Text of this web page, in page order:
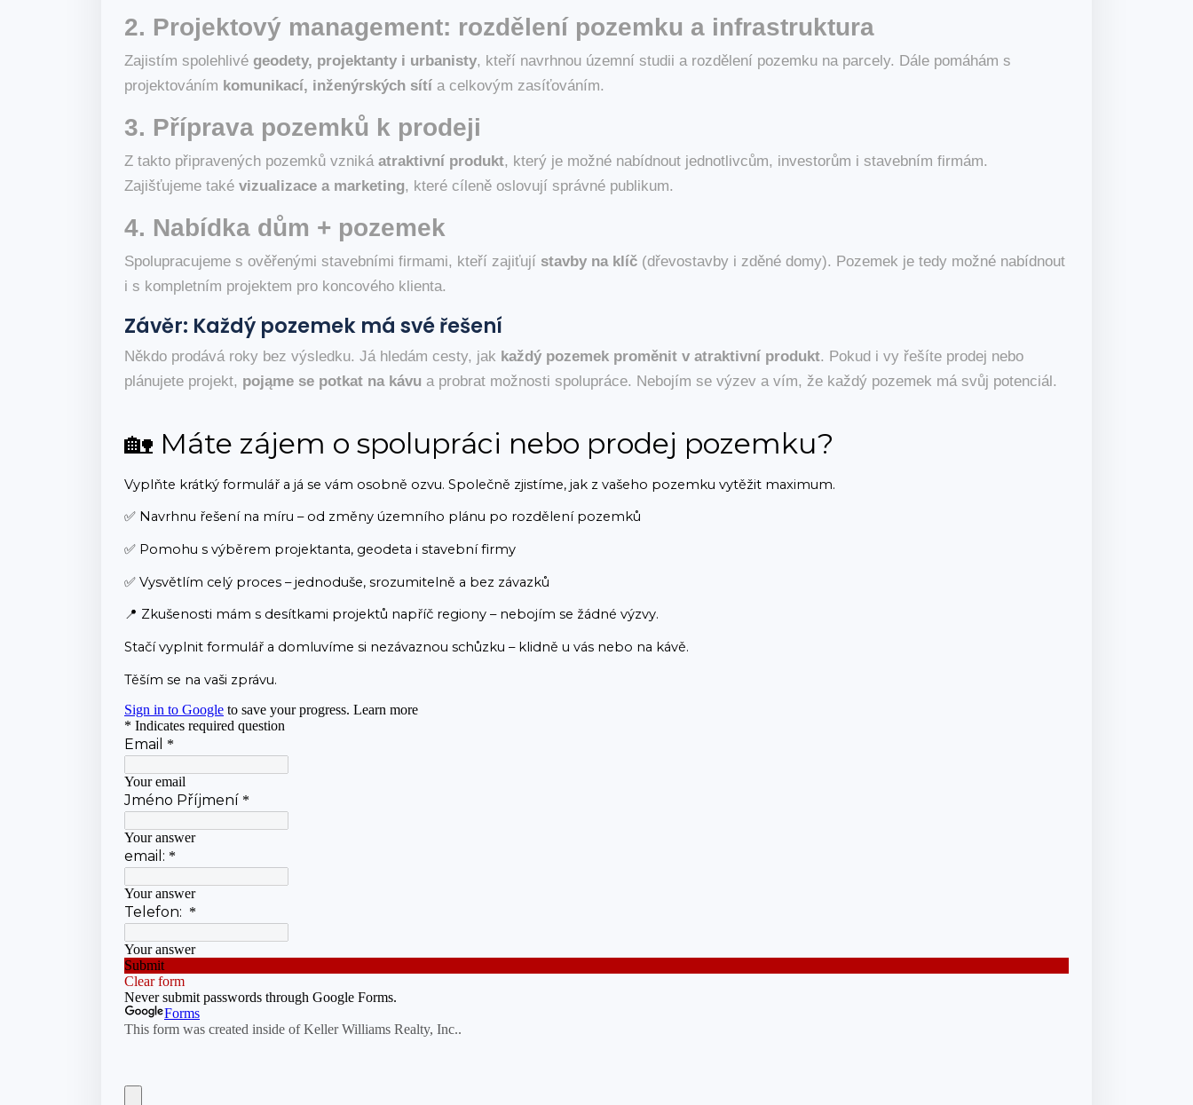
2. Projektový management: rozdělení pozemku a infrastruktura
Zajistím spolehlivé geodety, projektanty i urbanisty, kteří navrhnou územní studii a rozdělení pozemku na parcely. Dále pomáhám s
projektováním komunikací, inženýrských sítí a celkovým zasíťováním.
3. Příprava pozemků k prodeji
Z takto připravených pozemků vzniká atraktivní produkt, který je možné nabídnout jednotlivcům, investorům i stavebním firmám.
Zajišťujeme také vizualizace a marketing, které cíleně oslovují správné publikum.
4. Nabídka dům + pozemek
Spolupracujeme s ověřenými stavebními firmami, kteří zajiťují stavby na klíč (dřevostavby i zděné domy). Pozemek je tedy možné nabídnout
i s kompletním projektem pro koncového klienta.
Závěr: Každý pozemek má své řešení
Někdo prodává roky bez výsledku. Já hledám cesty, jak každý pozemek proměnit v atraktivní produkt. Pokud i vy řešíte prodej nebo
plánujete projekt, pojąme se potkat na kávu a probrat možnosti spolupráce. Nebojím se výzev a vím, že každý pozemek má svůj potenciál.